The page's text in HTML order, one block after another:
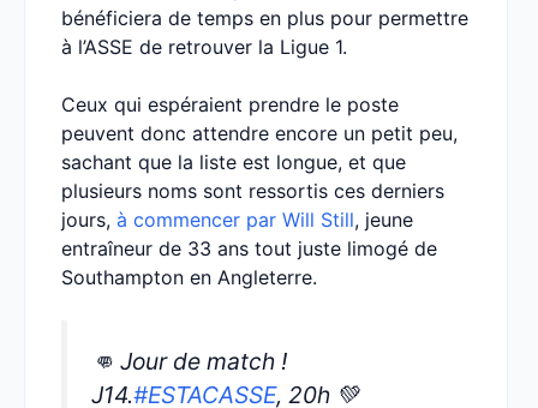
bénéficiera de temps en plus pour permettre
à l’ASSE de retrouver la Ligue 1.
Ceux qui espéraient prendre le poste
peuvent donc attendre encore un petit peu,
sachant que la liste est longue, et que
plusieurs noms sont ressortis ces derniers
jours, à commencer par Will Still, jeune
entraîneur de 33 ans tout juste limogé de
Southampton en Angleterre.
👊 Jour de match !
J14.#ESTACASSE, 20h 💚